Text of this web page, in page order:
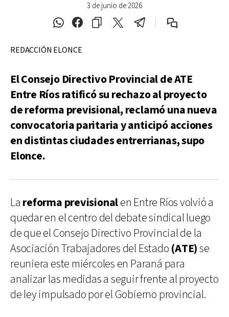
3 de junio de 2026
REDACCIÓN ELONCE
El Consejo Directivo Provincial de ATE
Entre Ríos ratificó su rechazo al proyecto
de reforma previsional, reclamó una nueva
convocatoria paritaria y anticipó acciones
en distintas ciudades entrerrianas, supo
Elonce.
La reforma previsionalen Entre Ríos volvió a
quedar en el centro del debate sindical luego
de que el Consejo Directivo Provincial de la
Asociación Trabajadores del Estado (ATE)se
reuniera este miércoles en Paraná para
analizar las medidas a seguir frente al proyecto
de ley impulsado por el Gobierno provincial.